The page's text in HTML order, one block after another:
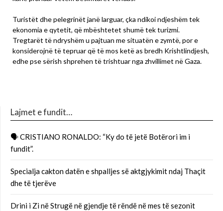
Turistët dhe pelegrinët janë larguar, çka ndikoi ndjeshëm tek
ekonomia e qytetit, që mbështetet shumë tek turizmi.
Tregtarët të ndryshëm u pajtuan me situatën e zymtë, por e
konsiderojnë të tepruar që të mos ketë as bredh Krishtlindjesh,
edhe pse sërish shprehen të trishtuar nga zhvillimet në Gaza.
Lajmet e fundit…
🗣 CRISTIANO RONALDO: “Ky do të jetë Botërori im i
fundit”.
Specialja cakton datën e shpalljes së aktgjykimit ndaj Thaçit
dhe të tjerëve
Drini i Zi në Strugë në gjendje të rëndë në mes të sezonit